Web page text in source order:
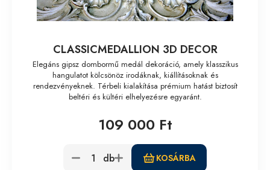
CLASSICMEDALLION 3D DECOR
Elegáns gipsz dombormű medál dekoráció, amely klasszikus
hangulatot kölcsönöz irodáknak, kiállításoknak és
rendezvényeknek. Térbeli kialakítása prémium hatást biztosít
beltéri és kültéri elhelyezésre egyaránt.
109 000 Ft
db KOSÁRBA